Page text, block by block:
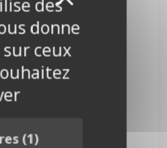
des
donne
ceux
(1)